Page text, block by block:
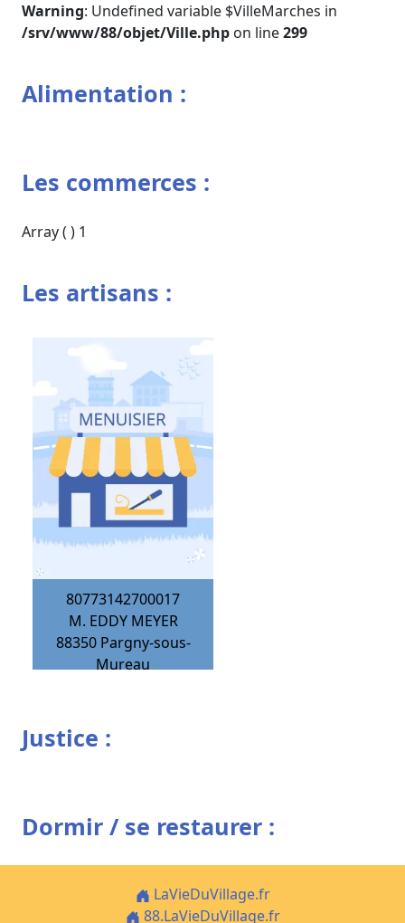
Warning: Undefined variable $VilleMarches in
/srv/www/88/objet/Ville.php on line299
Alimentation :
Les commerces :
Array ( ) 1
Les artisans :
80773142700017
M. EDDY MEYER
88350 Pargny-sous-
Mureau
Justice :
Dormir / se restaurer :
LaVieDuVillage.fr
88.LaVieDuVillage.fr